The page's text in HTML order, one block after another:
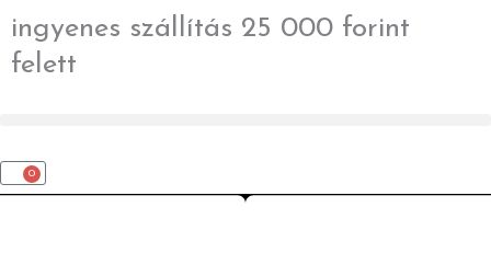
to
content
ingyenes szállítás 25 000 forint
felett
0
Kosár